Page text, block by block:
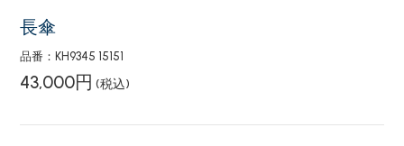
長傘
品番：KH9345 15151
43,000円 (税込)